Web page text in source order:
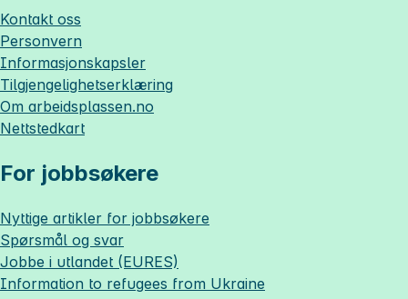
Kontakt oss
Personvern
Informasjonskapsler
Tilgjengelighetserklæring
Om arbeidsplassen.no
Nettstedkart
For jobbsøkere
Nyttige artikler for jobbsøkere
Spørsmål og svar
Jobbe i utlandet (EURES)
Information to refugees from Ukraine